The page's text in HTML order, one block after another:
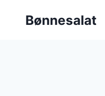
Bønnesalat